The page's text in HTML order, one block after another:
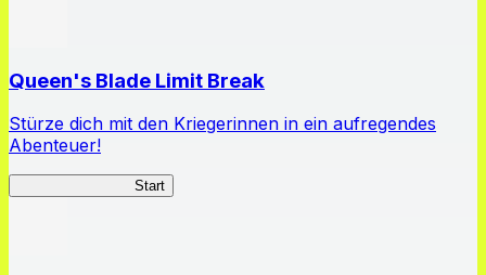
Queen's Blade Limit Break
Stürze dich mit den Kriegerinnen in ein aufregendes
Abenteuer!
Start